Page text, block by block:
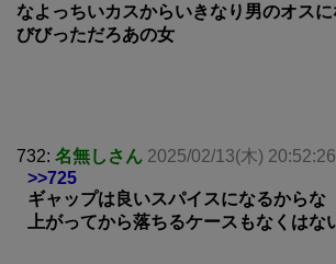
なよっちいカスからいきなり男のオス
びびっただろあの女
732: 名無しさん 2025/02/13(木)
>>725
ギャップは良いスパイスになるからな
上がってから落ちるケースもなくはな